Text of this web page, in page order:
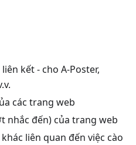
kết - cho A-Poster,
các trang web
nhắc đến) của trang web
liên quan đến việc cào